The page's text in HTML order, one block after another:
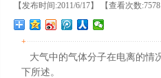
【发布时间:2011/6/17】 【查看次数
+
大气中的气体分子在电离的情
下所述。